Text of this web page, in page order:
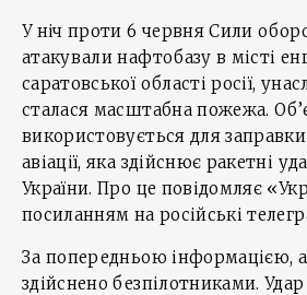
У ніч проти 6 червня Сили
атакували нафтобазу в місті
саратовської області росії,
сталася масштабна пожежа.
використовується для заправки
авіації, яка здійснює ракетні
України. Про це повідомляє
посиланням на російські
За попередньою інформацією,
здійснено безпілотниками.